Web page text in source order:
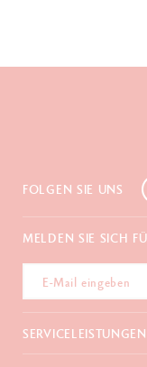
FOLGEN SIE UNS
MELDEN SIE SICH
SERVICELEISTUNGEN